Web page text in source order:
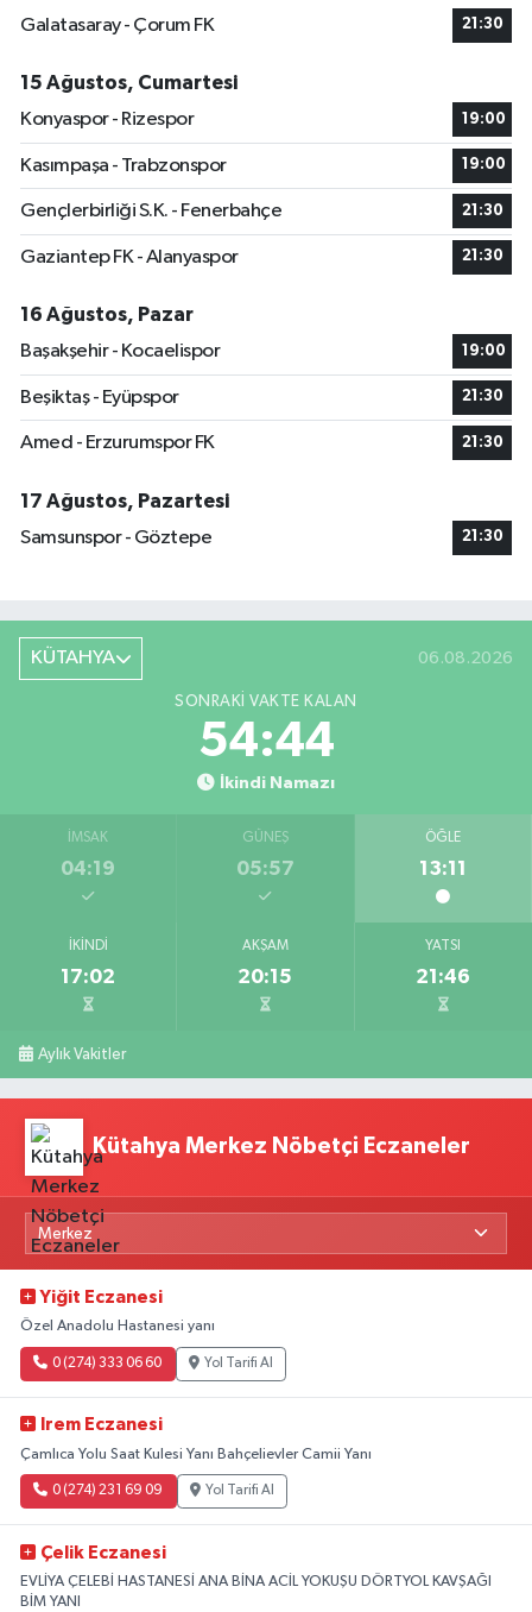
Galatasaray - Çorum FK
21:30
15 Ağustos, Cumartesi
Konyaspor - Rizespor
19:00
Kasımpaşa - Trabzonspor 19:00
Gençlerbirliği S.K. - Fenerbahçe 21:30
Gaziantep FK - Alanyaspor 21:30
16 Ağustos, Pazar
Başakşehir - Kocaelispor
19:00
Beşiktaş - Eyüpspor 21:30
Amed - Erzurumspor FK 21:30
17 Ağustos, Pazartesi
Samsunspor - Göztepe
21:30
KÜTAHYA 06.08.2026
SONRAKI VAKTE KALAN
54:44
İkindi Namazı
İMSAK
04:19
GÜNEŞ
05:57
ÖĞLE
13:11
İKINDI
17:02
AKŞAM
20:15
YATSI
21:46
Aylık Vakitler
Kütahya Merkez Nöbetçi Eczaneler
Yiğit Eczanesi
Özel Anadolu Hastanesi yanı
0 (274) 333 06 60 Yol Tarifi Al
Irem Eczanesi
Çamlıca Yolu Saat Kulesi Yanı Bahçelievler Camii Yanı
0 (274) 231 69 09 Yol Tarifi Al
Çelik Eczanesi
EVLİYA ÇELEBİ HASTANESİ ANA BİNA ACİL YOKUŞU DÖRTYOL KAVŞAĞI
BİM YANI